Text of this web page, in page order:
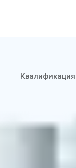
Квалификация